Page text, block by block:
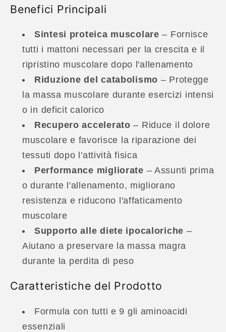
Benefici Principali
Sintesi proteica muscolare – Fornisce
tutti i mattoni necessari per la crescita e il
ripristino muscolare dopo l'allenamento
Riduzione del catabolismo – Protegge
la massa muscolare durante esercizi intensi
o in deficit calorico
Recupero accelerato – Riduce il dolore
muscolare e favorisce la riparazione dei
tessuti dopo l'attività fisica
Performance migliorate – Assunti prima
o durante l'allenamento, migliorano
resistenza e riducono l'affaticamento
muscolare
Supporto alle diete ipocaloriche –
Aiutano a preservare la massa magra
durante la perdita di peso
Caratteristiche del Prodotto
Formula con tutti e 9 gli aminoacidi
essenziali